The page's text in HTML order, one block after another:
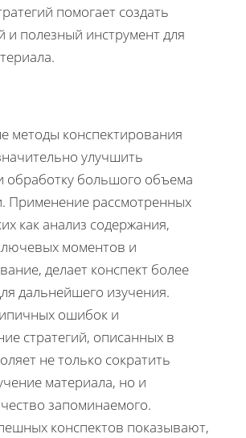
помогает создать
и полезный инструмент для
методы конспектирования
улучшить
обработку большого объема
Применение рассмотренных
как анализ содержания,
моментов и
делает конспект более
дальнейшего изучения.
ошибок и
стратегий, описанных в
не только сократить
материала, но и
запоминаемого.
конспектов показывают,